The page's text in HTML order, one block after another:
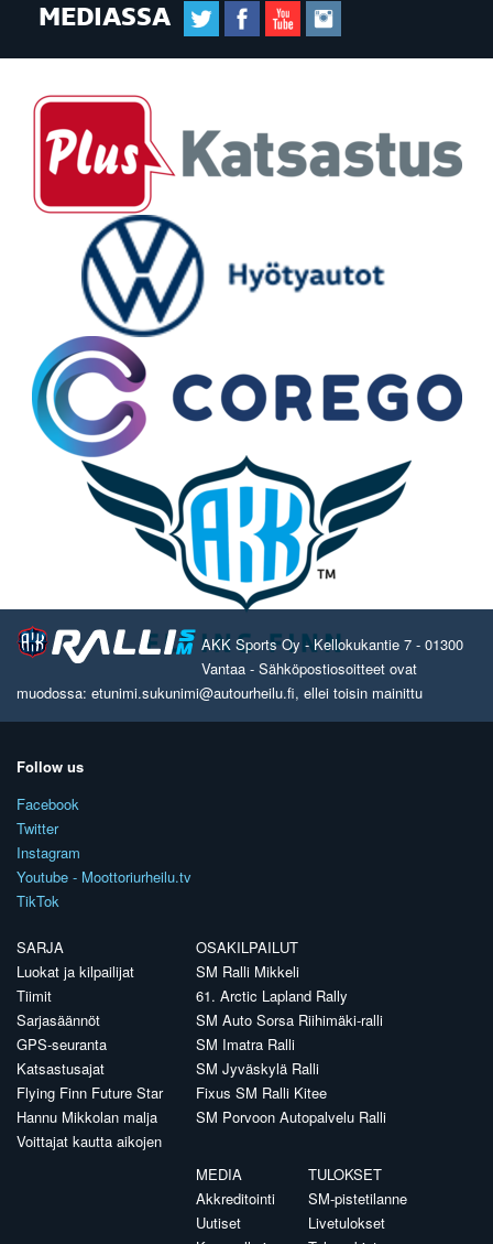
MEDIASSA
AKK Sports Oy - Kellokukantie 7 - 01300
Vantaa - Sähköpostiosoitteet ovat
muodossa: etunimi.sukunimi@autourheilu.fi, ellei toisin mainittu
Follow us
Facebook
Twitter
Instagram
Youtube - Moottoriurheilu.tv
TikTok
SARJA
Luokat ja kilpailijat
Tiimit
Sarjasäännöt
GPS-seuranta
Katsastusajat
Flying Finn Future Star
Hannu Mikkolan malja
Voittajat kautta aikojen
OSAKILPAILUT
SM Ralli Mikkeli
61. Arctic Lapland Rally
SM Auto Sorsa Riihimäki-ralli
SM Imatra Ralli
SM Jyväskylä Ralli
Fixus SM Ralli Kitee
SM Porvoon Autopalvelu Ralli
MEDIA
Akkreditointi
Uutiset
TULOKSET
SM-pistetilanne
Livetulokset